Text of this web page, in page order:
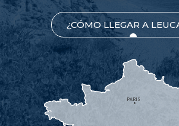
¿CÓMO LLEGAR A
PARIS